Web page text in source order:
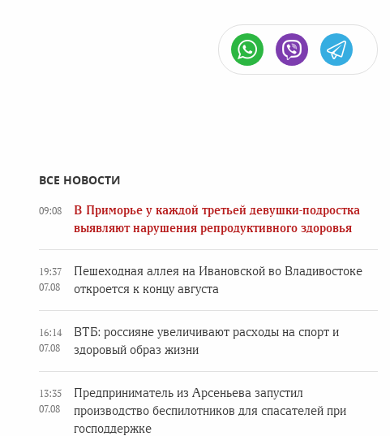
ВСЕ НОВОСТИ
09:08
В Приморье у каждой третьей девушки-подростка
выявляют нарушения репродуктивного здоровья
19:37
07.08
Пешеходная аллея на Ивановской во Владивостоке
откроется к концу августа
16:14
07.08
ВТБ: россияне увеличивают расходы на спорт и
здоровый образ жизни
13:35
07.08
Предприниматель из Арсеньева запустил
производство беспилотников для спасателей при
господдержке